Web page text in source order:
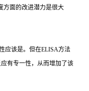
方面的改进潜力是很大
应该是。但在ELISA方法
有专一性，从而增加了该